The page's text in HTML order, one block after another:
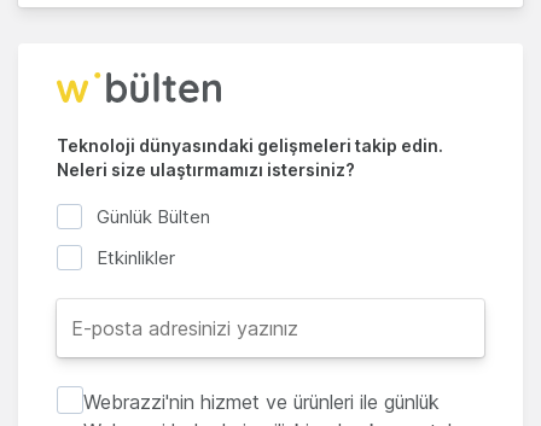
Teknoloji dünyasındaki gelişmeleri takip edin.
Neleri size ulaştırmamızı istersiniz?
Günlük Bülten
Etkinlikler
Webrazzi'nin hizmet ve ürünleri ile günlük